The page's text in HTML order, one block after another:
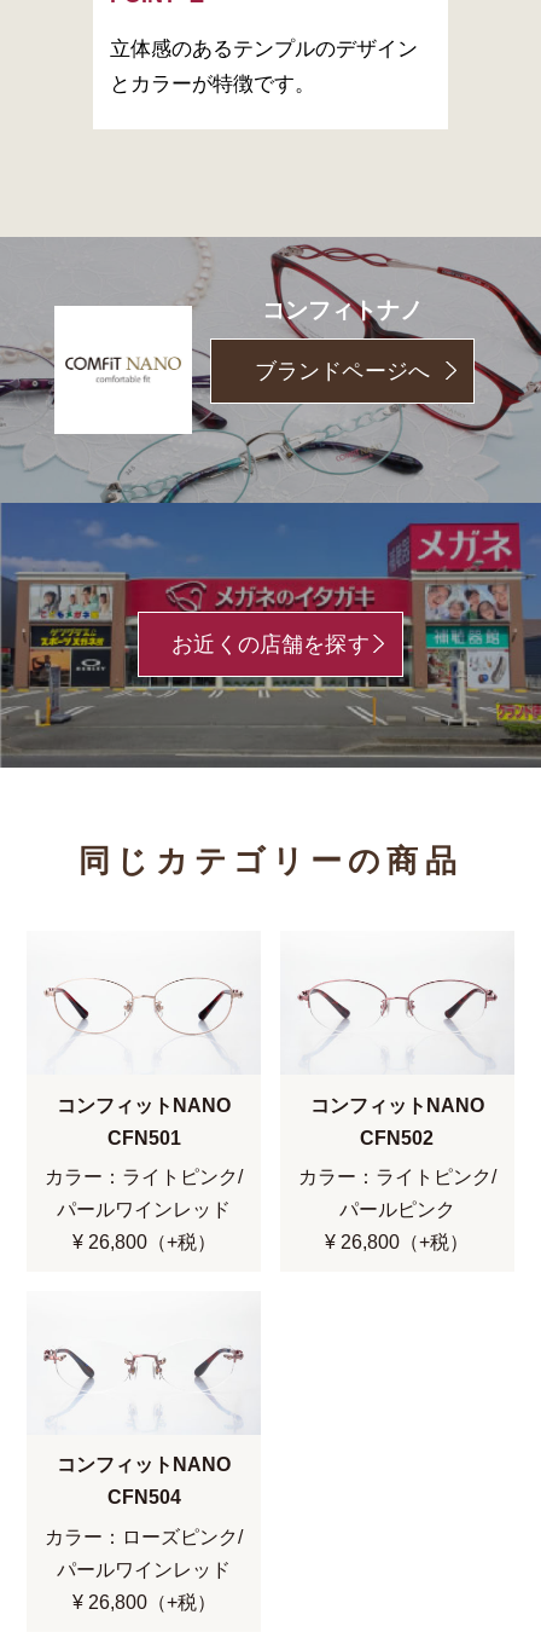
立体感のあるテンプルのデザイン
とカラーが特徴です。
コンフィトナノ
ブランドページへ
お近くの店舗を探す
同じカテゴリーの商品
コンフィットNANO
CFN501
カラー：ライトピンク/
パールワインレッド
¥ 26,800（+税）
コンフィットNANO
CFN502
カラー：ライトピンク/
パールピンク
¥ 26,800（+税）
コンフィットNANO
CFN504
カラー：ローズピンク/
パールワインレッド
¥ 26,800（+税）